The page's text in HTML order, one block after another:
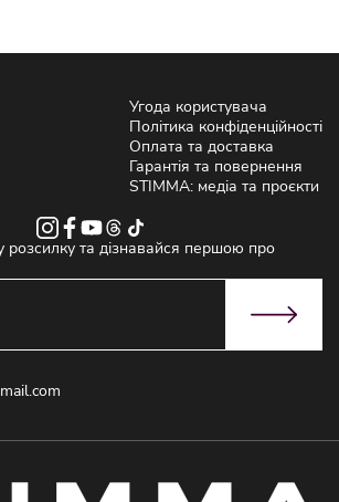
Угода користувача
Політика конфіденційності
Оплата та доставка
Гарантія та повернення
STIMMA: медіа та проєкти
та дізнавайся першою про